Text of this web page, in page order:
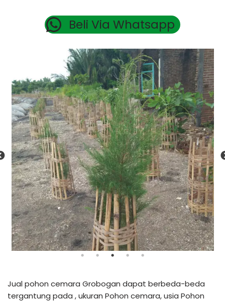
Beli Via Whatsapp
Jual pohon cemara Grobogan dapat berbeda-beda
tergantung pada , ukuran Pohon cemara, usia Pohon